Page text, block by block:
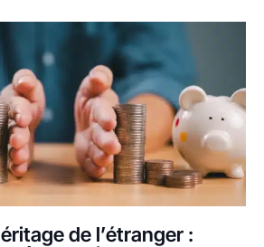
de l’étranger :